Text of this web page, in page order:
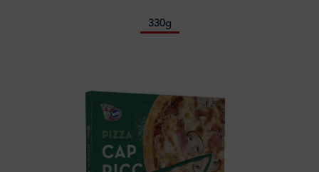
330g